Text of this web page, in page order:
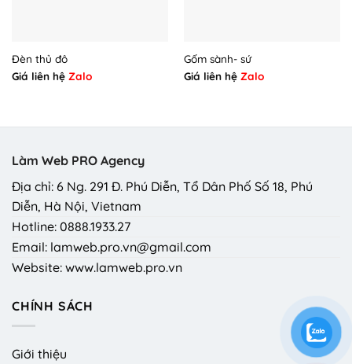
Đèn thủ đô
Giá liên hệ Zalo
Gốm sành- sứ
Giá liên hệ Zalo
Làm Web PRO Agency
Địa chỉ: 6 Ng. 291 Đ. Phú Diễn, Tổ Dân Phố Số 18, Phú
Diễn, Hà Nội, Vietnam
Hotline: 0888.1933.27
Email: lamweb.pro.vn@gmail.com
Website: www.lamweb.pro.vn
CHÍNH SÁCH
Giới thiệu